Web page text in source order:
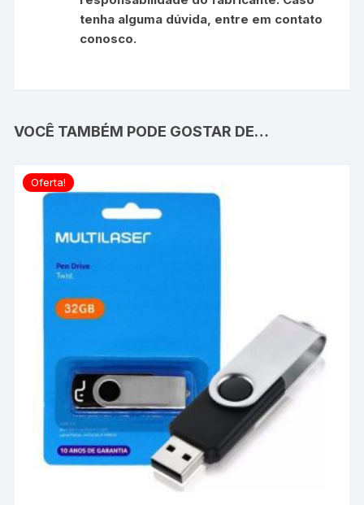
tenha alguma dúvida, entre em contato
conosco.
VOCÊ TAMBÉM PODE GOSTAR DE…
Oferta!